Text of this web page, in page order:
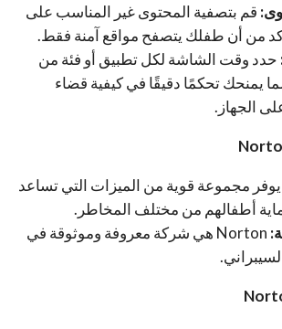
قم بتصفية المحتوى غير المناسب على
من أن طفلك يتصفح مواقع آمنة فقط.
حدد وقت الشاشة لكل تطبيق أو فئة من
يمنحك تحكمًا دقيقًا في كيفية قضاء
الجهاز.
يوفر مجموعة قوية من الميزات التي تساعد
أطفالهم من مختلف المخاطر.
Norton هي شركة معروفة وموثوقة في